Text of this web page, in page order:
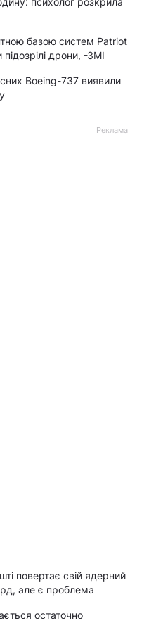
базою систем Patriot
підозрілі дрони, -ЗМІ
Boeing-737 виявили
Реклама
повертає свій ядерний
але є проблема
остаточно